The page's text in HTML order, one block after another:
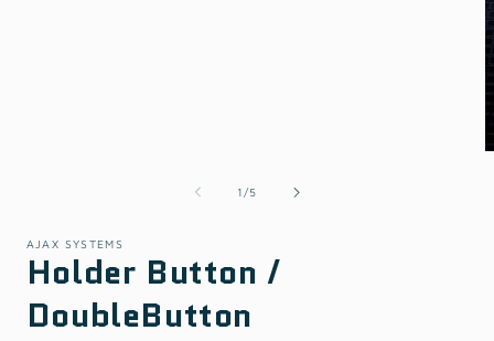
1 /su
5
AJAX SYSTEMS
Holder Button /
DoubleButton